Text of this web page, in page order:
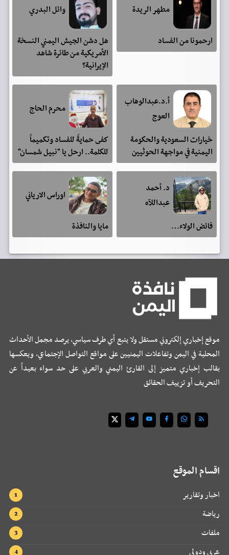
مطهر الريدة
ارحمونا من الفساد
وائل البدري
هل دشن الجيش اليمني النسخة
الأمريكية من طائرة شاهد
الإيرانية؟
أ.د.عبدالوهاب
العوج
خيارات السعودية والحكومة
اليمنية في مواجهة الحوثيين
محرم الحاج
كفى حمايةً للفساد وتكميماً
للكلمة.. ارحل يا "نبيل شمسان"
د. أحمد
عبداللآه
فائض الولاء…
اوراس الارياني
مايا والنافذة
موقع إخباري إلكتروني مستقل ولا يتبع أي طرف سياسي، يرصد مجمل الأحداث
المحلية في اليمن وتفاعلات اليمنيين على مواقع التواصل الإجتماعي، ويعكسها
بقالب إخباري متميز إلى القارئ اليمني والعربي على حد سواء بعيداً عن
التحريف أو تزييف الحقائق
اقسام الموقع
اخبار وتقارير
رياضة
ملفات
عربي ودولي